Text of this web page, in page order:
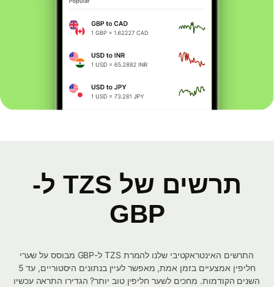
תרשים של TZS ל-
GBP
התרשים האינטראקטיבי שלנו להמרת TZS ל-GBP מבוסס על שערי
חליפין אמצעיים בזמן אמת, מאפשר לעיין בנתונים היסטוריים, עד 5
השנים הקודמות. מחכים לשער חליפין טוב יותר? הגדירו התראה עכשיו